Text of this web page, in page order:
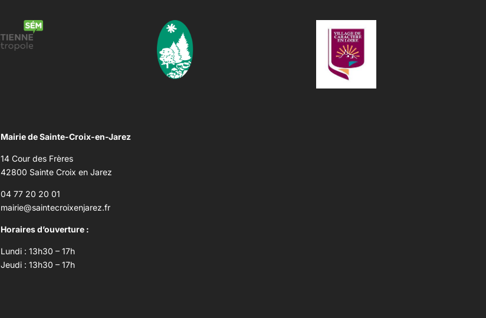
Mairie de Sainte-Croix-en-Jarez
14 Cour des Frères
42800 Sainte Croix en Jarez
04 77 20 20 01
mairie@saintecroixenjarez.fr
Horaires d’ouverture :
Lundi : 13h30 – 17h
Jeudi : 13h30 – 17h